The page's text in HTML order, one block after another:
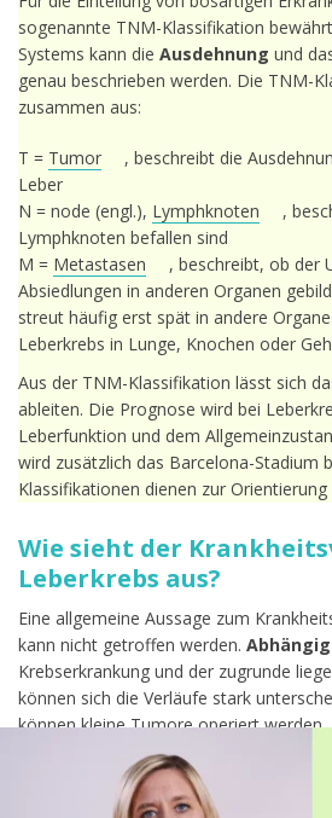
sogenannte TNM-Klassifikation
Systems kann die Ausdehnung und
genau beschrieben werden. Die TNM-
zusammen aus:
T = Tumor
, beschreibt die
Leber
N = node (engl.), Lymphknoten
,
Lymphknoten befallen sind
M = Metastasen
, beschreibt, ob der
Absiedlungen in anderen Organen
streut häufig erst spät in andere
Leberkrebs in Lunge, Knochen oder
Aus der TNM-Klassifikation lässt sich
ableiten. Die Prognose wird bei
Leberfunktion und dem
wird zusätzlich das Barcelona-Stadium
Klassifikationen dienen zur
Wie sieht der
Leberkrebs aus?
Eine allgemeine Aussage zum
kann nicht getroffen werden.
Krebserkrankung und der zugrunde
können sich die Verläufe stark
können kleine Tumore operiert werden,
Leberzirrhose vorliegt. Damit ist eine
fortgeschrittenen Leberzirrhose ist
die Leberfunktion dafür nicht